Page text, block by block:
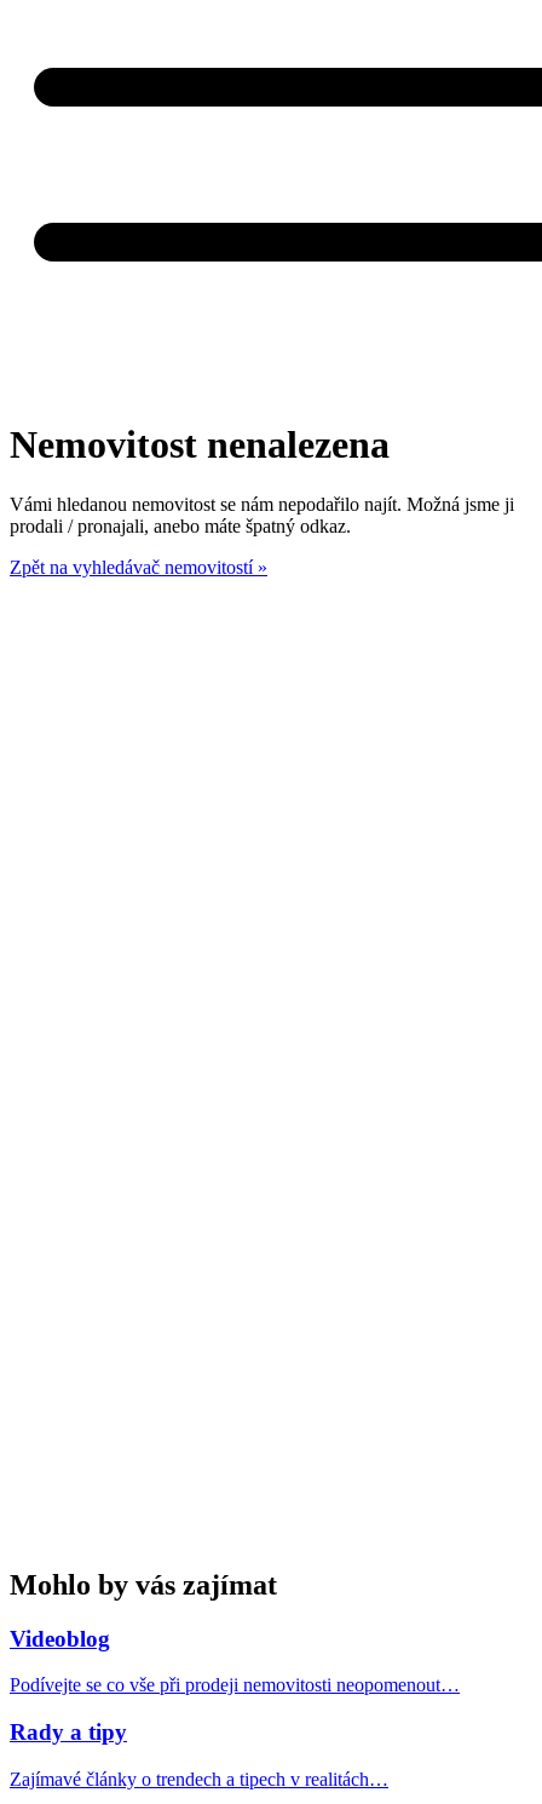
Nemovitost nenalezena
Vámi hledanou nemovitost se nám nepodařilo najít. Možná jsme ji
prodali / pronajali, anebo máte špatný odkaz.
Zpět na vyhledávač nemovitostí »
Mohlo by vás zajímat
Videoblog
Podívejte se co vše při prodeji nemovitosti neopomenout…
Rady a tipy
Zajímavé články o trendech a tipech v realitách…